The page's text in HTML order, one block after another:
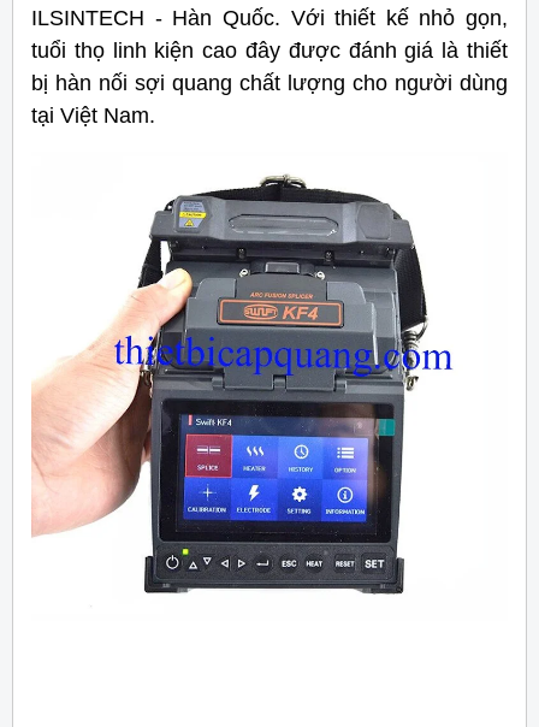
ILSINTECH - Hàn Quốc. Với thiết kế nhỏ gọn,
tuổi thọ linh kiện cao đây được đánh giá là thiết
bị hàn nối sợi quang chất lượng cho người dùng
tại Việt Nam.